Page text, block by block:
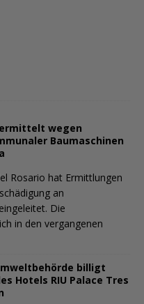
wegen
Baumaschinen
Rosario hat Ermittlungen
an
Die
in den vergangenen
billigt
Hotels RIU Palace Tres